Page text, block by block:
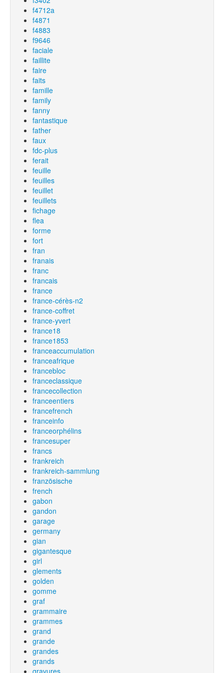
f4712a
f4871
f4883
f9646
faciale
faillite
faire
faits
famille
family
fanny
fantastique
father
faux
fdc-plus
ferait
feuille
feuilles
feuillet
feuillets
fichage
flea
forme
fort
fran
franais
franc
francais
france
france-cérès-n2
france-coffret
france-yvert
france18
france1853
franceaccumulation
franceafrique
francebloc
franceclassique
francecollection
franceentiers
francefrench
franceinfo
franceorphélins
francesuper
francs
frankreich
frankreich-sammlung
französische
french
gabon
gandon
garage
germany
gian
gigantesque
girl
glements
golden
gomme
graf
grammaire
grammes
grand
grande
grandes
grands
gravures